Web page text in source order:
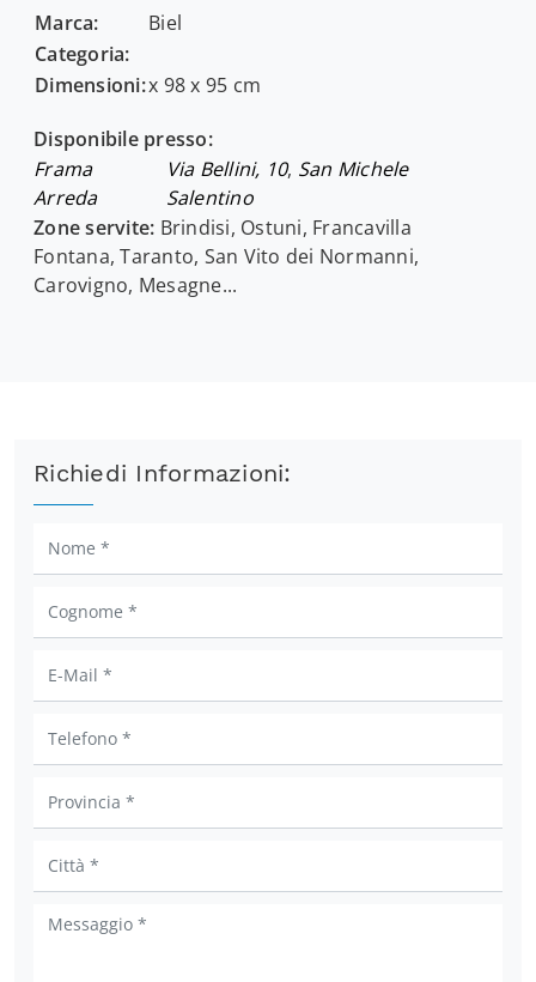
Marca:
Biel
Categoria:
Dimensioni:x 98 x 95 cm
Disponibile presso:
Frama
Arreda
Via Bellini, 10, San Michele
Salentino
Zone servite: Brindisi, Ostuni, Francavilla
Fontana, Taranto, San Vito dei Normanni,
Carovigno, Mesagne...
Richiedi Informazioni: